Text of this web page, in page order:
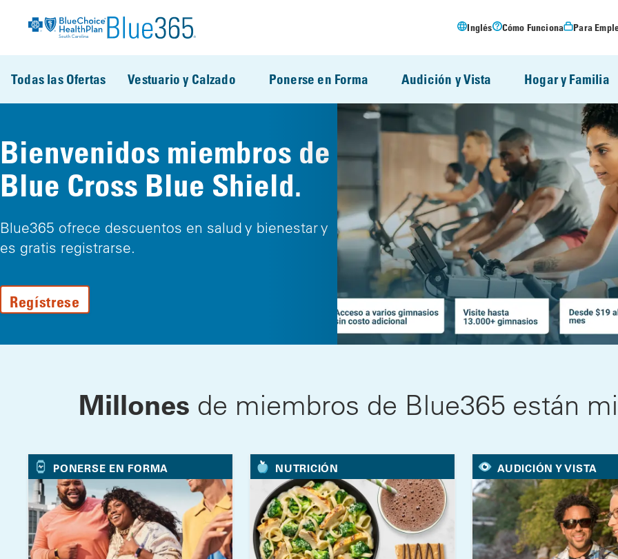
Inglés Cómo Funciona Para
Todas las Ofertas Vestuario y Calzado Ponerse en Forma Audición y Vista Hogar y Familia
Bienvenidos miembros de
Blue Cross Blue Shield.
Blue365 ofrece descuentos en salud y bienestar y
es gratis registrarse.
Regístrese
Millones de miembros de Blue365 están
PONERSE EN FORMA NUTRICIÓN AUDICIÓN Y VISTA